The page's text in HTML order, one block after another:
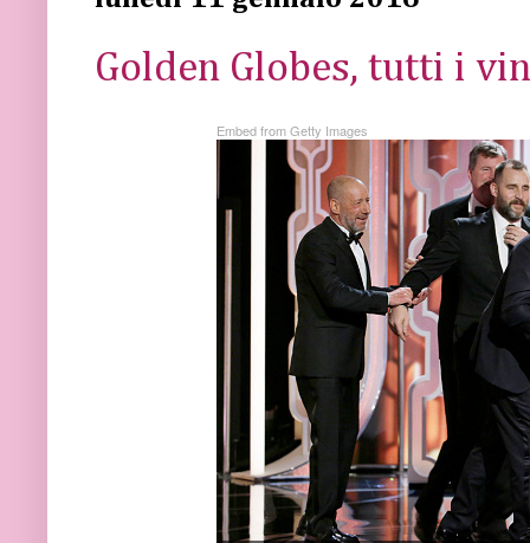
Golden Globes, tutti i
Embed from Getty Images